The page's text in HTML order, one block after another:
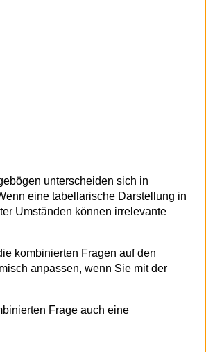
unterscheiden sich in
eine tabellarische Darstellung in
Umständen können irrelevante
kombinierten Fragen auf den
anpassen, wenn Sie mit der
Frage auch eine